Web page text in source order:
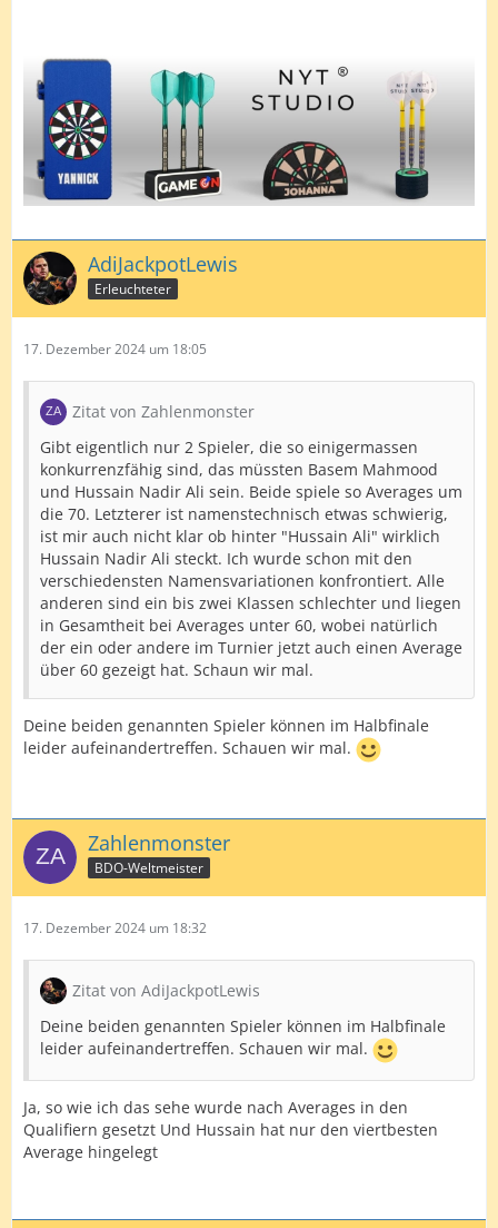
AdiJackpotLewis
Erleuchteter
17. Dezember 2024 um 18:05
Zitat von Zahlenmonster
Gibt eigentlich nur 2 Spieler, die so einigermassen
konkurrenzfähig sind, das müssten Basem Mahmood
und Hussain Nadir Ali sein. Beide spiele so Averages um
die 70. Letzterer ist namenstechnisch etwas schwierig,
ist mir auch nicht klar ob hinter "Hussain Ali" wirklich
Hussain Nadir Ali steckt. Ich wurde schon mit den
verschiedensten Namensvariationen konfrontiert. Alle
anderen sind ein bis zwei Klassen schlechter und liegen
in Gesamtheit bei Averages unter 60, wobei natürlich
der ein oder andere im Turnier jetzt auch einen Average
über 60 gezeigt hat. Schaun wir mal.
Deine beiden genannten Spieler können im Halbfinale
leider aufeinandertreffen. Schauen wir mal.
Zahlenmonster
BDO-Weltmeister
17. Dezember 2024 um 18:32
Zitat von AdiJackpotLewis
Deine beiden genannten Spieler können im Halbfinale
leider aufeinandertreffen. Schauen wir mal.
Ja, so wie ich das sehe wurde nach Averages in den
Qualifiern gesetzt Und Hussain hat nur den viertbesten
Average hingelegt